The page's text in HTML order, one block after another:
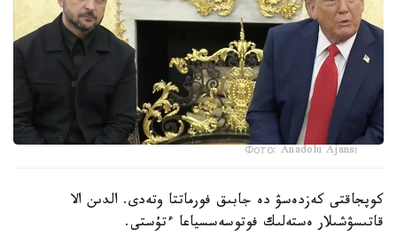
Фото: Anadolu Ajansı
كوپجاقتى كەزدەسۋ دە جابىق فورماتتا وتەدى. الدىن الا
قاتىسۋشىلار ەستەلىك فوتوسەسسياعا ءتۇستى.